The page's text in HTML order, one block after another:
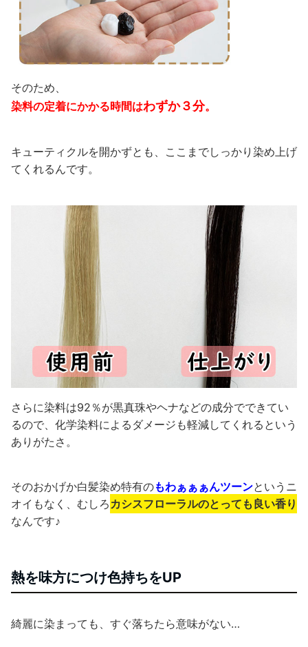
そのため、
染料の定着にかかる時間はわずか３分。
キューティクルを開かずとも、ここまでしっかり染め上げ
てくれるんです。
さらに染料は92％が黒真珠やヘナなどの成分でできてい
るので、化学染料によるダメージも軽減してくれるという
ありがたさ。
そのおかげか白髪染め特有のもわぁぁぁんツーンというニ
オイもなく、むしろ カシスフローラルのとっても良い香り
なんです♪
熱を味方につけ色持ちをUP
綺麗に染まっても、すぐ落ちたら意味がない…